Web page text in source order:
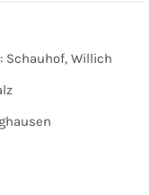
Schauhof, Willich